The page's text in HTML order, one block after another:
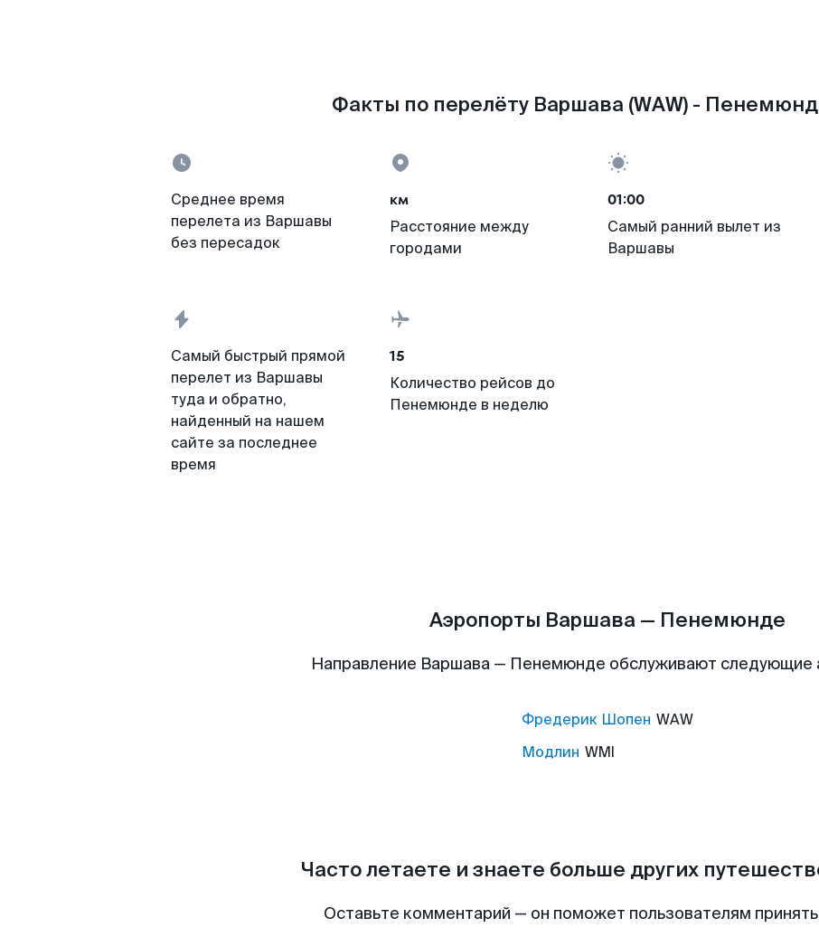
Факты по перелёту Варшава (WAW) -
Среднее время
перелета из Варшавы
без пересадок
км
Расстояние между
городами
01:00
Самый ранний вылет из
Варшавы
Самый быстрый прямой
перелет из Варшавы
туда и обратно,
найденный на нашем
сайте за последнее
время
15
Количество рейсов до
Пенемюнде в неделю
Аэропорты Варшава — Пенемюнде
Направление Варшава — Пенемюнде обслуживают следующие
Фредерик Шопен WAW
Модлин WMI
Часто летаете и знаете больше других
Оставьте комментарий — он поможет пользователям